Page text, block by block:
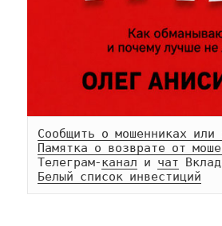
Сообщить о мошенниках или
Памятка о возврате от
Телеграм-канал и чат
Белый список инвестиций